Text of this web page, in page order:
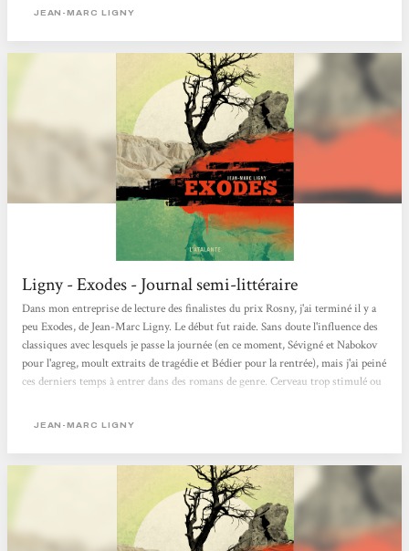
finalement à l’agonie, l’homme est alors conscient de vivre dans sa...
JEAN-MARC LIGNY
Ligny - Exodes - Journal semi-littéraire
Dans mon entreprise de lecture des finalistes du prix Rosny, j'ai terminé il y a
peu Exodes, de Jean-Marc Ligny. Le début fut raide. Sans doute l'influence des
classiques avec lesquels je passe la journée (en ce moment, Sévigné et Nabokov
pour l'agreg, moult extraits de tragédie et Bédier pour la rentrée), mais j'ai peiné
ces derniers temps à entrer dans des romans de genre. Cerveau trop stimulé ou
lis le soir avec une âme d'enfant qui attend l'histoire avec laquelle s'endormir.
JEAN-MARC LIGNY